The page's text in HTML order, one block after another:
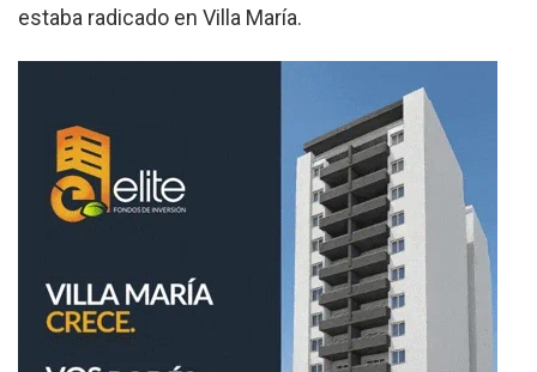
estaba radicado en Villa María.